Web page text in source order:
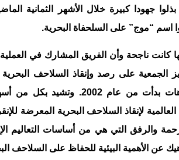
جهودا كبيرة خلال الأشهر الثمانية
اسم “موج” على السلحفاة البحرية.
كانت ناجحة وأن الفريق المشارك في
الجمعية على رصد وإنقاذ السلاحف
برنامج منظم مكمل لمشاريع سابقة في نفس الاتجاهات بدأت من
لإنقاذ السلاحف البحرية المعرضة
والرفق التي هي من أساسات التعاليم
عن الأهمية البيئية للحفاظ على السلاحف